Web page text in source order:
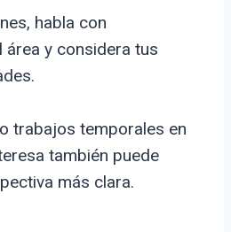
habla con
área y considera tus
trabajos temporales en
también puede
más clara.